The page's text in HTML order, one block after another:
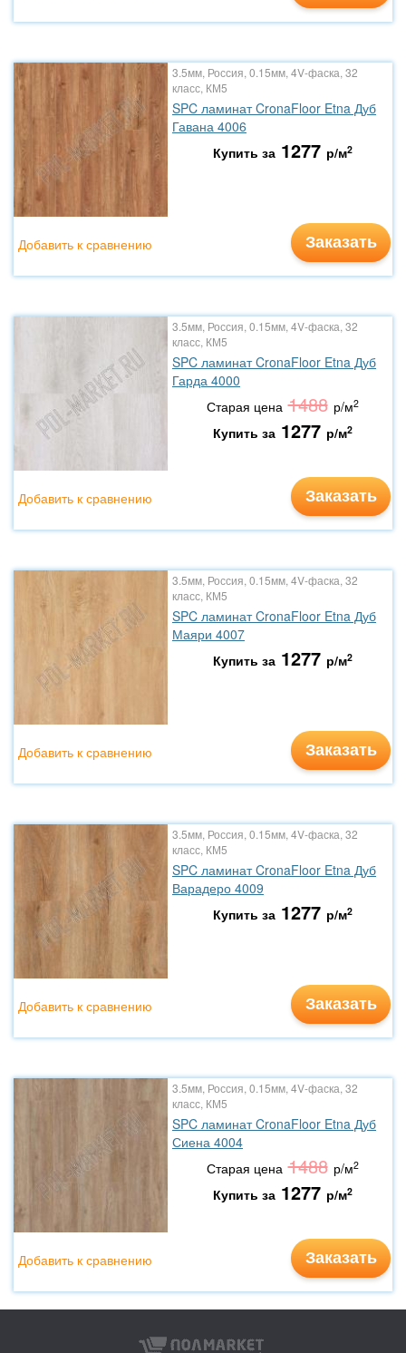
3.5мм, Россия, 0.15мм, 4V-фаска, 32
класс, КМ5
SPC ламинат CronaFloor Etna Дуб
Гавана 4006
Купить за 1277 р/м2
Заказать
Добавить к сравнению
3.5мм, Россия, 0.15мм, 4V-фаска, 32
класс, КМ5
SPC ламинат CronaFloor Etna Дуб
Гарда 4000
Старая цена 1488 р/м2
Купить за 1277 р/м2
Заказать
Добавить к сравнению
3.5мм, Россия, 0.15мм, 4V-фаска, 32
класс, КМ5
SPC ламинат CronaFloor Etna Дуб
Маяри 4007
Купить за 1277 р/м2
Заказать
Добавить к сравнению
3.5мм, Россия, 0.15мм, 4V-фаска, 32
класс, КМ5
SPC ламинат CronaFloor Etna Дуб
Варадеро 4009
Купить за 1277 р/м2
Заказать
Добавить к сравнению
3.5мм, Россия, 0.15мм, 4V-фаска, 32
класс, КМ5
SPC ламинат CronaFloor Etna Дуб
Сиена 4004
Старая цена 1488 р/м2
Купить за 1277 р/м2
Заказать
Добавить к сравнению